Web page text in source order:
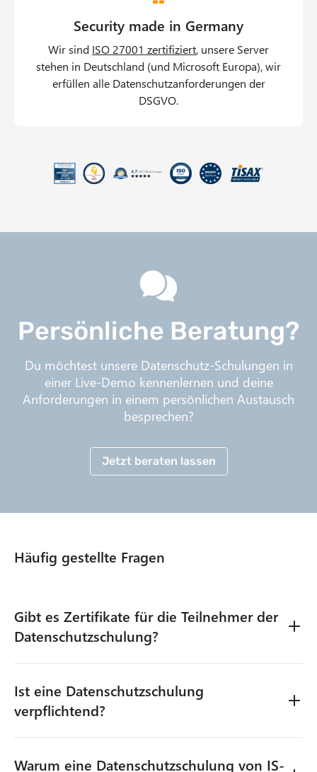
Security made in Germany
Wir sind ISO 27001 zertifiziertO
p
e
n
a
, unsere Server
stehen in Deutschland (und Microsoft Europa), wir
erfüllen alle Datenschutzanforderungen der
DSGVO.
Persönliche Beratung?
Du möchtest unsere Datenschutz-Schulungen in
einer Live-Demo kennenlernen und deine
Anforderungen in einem persönlichen Austausch
besprechen?
Jetzt beraten lassen
Häufig gestellte Fragen
Gibt es Zertifikate für die Teilnehmer der
Datenschutzschulung?
erstellen lassen. Entweder durch das
Lernmanagement System oder durch den Kurs, je
nach Bedarf.
Ist eine Datenschutzschulung
verpflichtend?
regelmäßigen Schulung (alle 1-2 Jahre) aller
Warum eine Datenschutzschulung von IS-